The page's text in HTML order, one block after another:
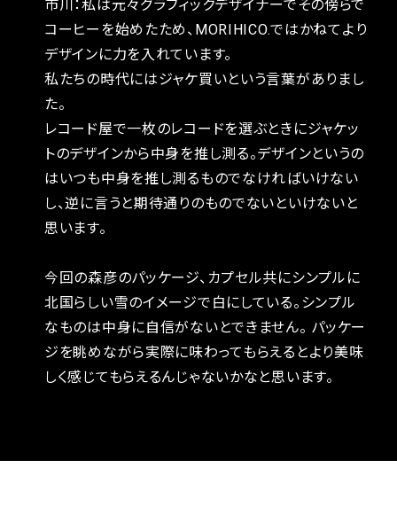
市川：私は元々グラフィックデザイナーでその傍らで
コーヒーを始めたため、MORIHICO.ではかねてより
デザインに力を入れています。
私たちの時代にはジャケ買いという言葉がありまし
た。
レコード屋で一枚のレコードを選ぶときにジャケッ
トのデザインから中身を推し測る。デザインというの
はいつも中身を推し測るものでなければいけない
し、逆に言うと期待通りのものでないといけないと
思います。
今回の森彦のパッケージ、カプセル共にシンプルに
北国らしい雪のイメージで白にしている。シンプル
なものは中身に自信がないとできません。 パッケー
ジを眺めながら実際に味わってもらえるとより美味
しく感じてもらえるんじゃないかなと思います。